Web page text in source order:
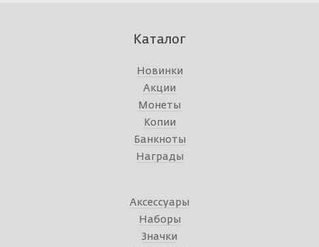
Каталог
Новинки
Акции
Монеты
Копии
Банкноты
Награды
Аксессуары
Наборы
Значки